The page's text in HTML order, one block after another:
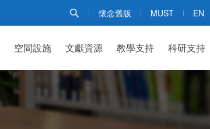
懷念舊版 MUST EN
空間設施 文獻資源 教學支持 科研支持